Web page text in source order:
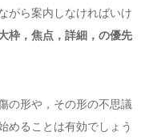
がら案内しなければいけ
枠，焦点，詳細，の優先
の形や，その形の不思議
めることは有効でしょう